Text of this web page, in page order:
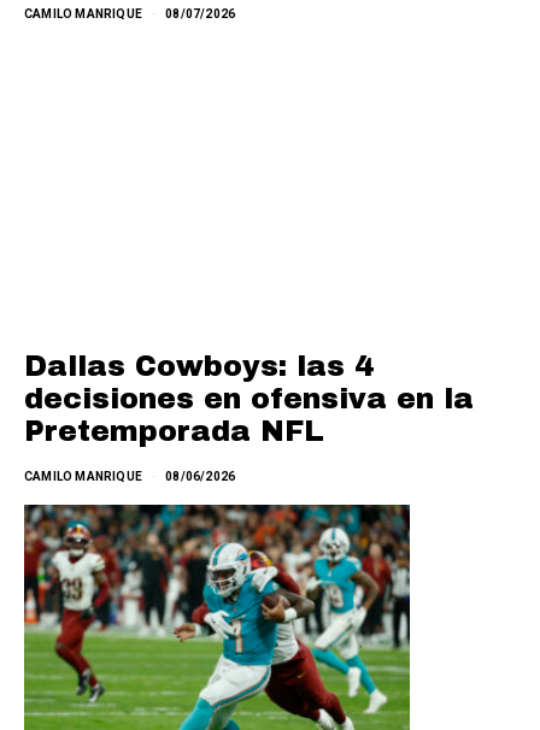
CAMILO MANRIQUE 08/07/2026
Dallas Cowboys: las 4
decisiones en ofensiva en la
Pretemporada NFL
CAMILO MANRIQUE 08/06/2026